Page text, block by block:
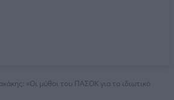
«Οι μύθοι του ΠΑΣΟΚ για το ιδιωτικό